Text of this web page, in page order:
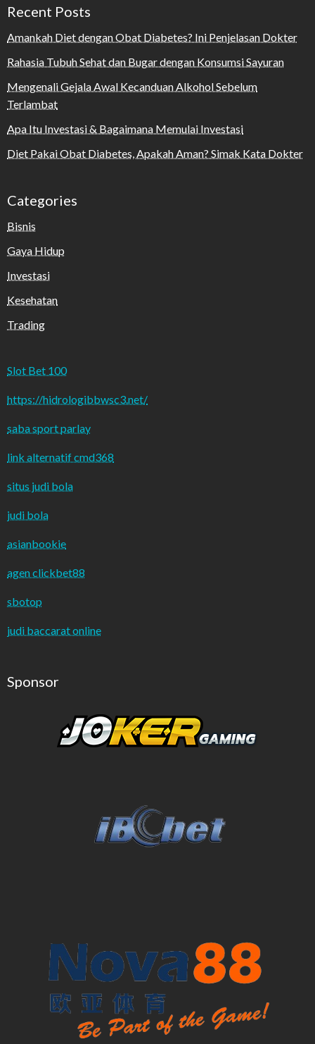
Recent Posts
Amankah Diet dengan Obat Diabetes? Ini Penjelasan Dokter
Rahasia Tubuh Sehat dan Bugar dengan Konsumsi Sayuran
Mengenali Gejala Awal Kecanduan Alkohol Sebelum
Terlambat
Apa Itu Investasi & Bagaimana Memulai Investasi
Diet Pakai Obat Diabetes, Apakah Aman? Simak Kata Dokter
Categories
Bisnis
Gaya Hidup
Investasi
Kesehatan
Trading
Slot Bet 100
https://hidrologibbwsc3.net/
saba sport parlay
link alternatif cmd368
situs judi bola
judi bola
asianbookie
agen clickbet88
sbotop
judi baccarat online
Sponsor